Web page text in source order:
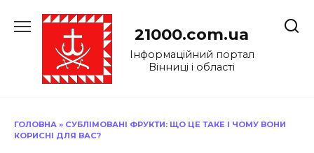
до
21000.com.ua
Інформаційний портал
Вінниці і області
ГОЛОВНА » СУБЛІМОВАНІ ФРУКТИ: ЩО ЦЕ ТАКЕ І ЧОМУ ВОНИ
КОРИСНІ ДЛЯ ВАС?